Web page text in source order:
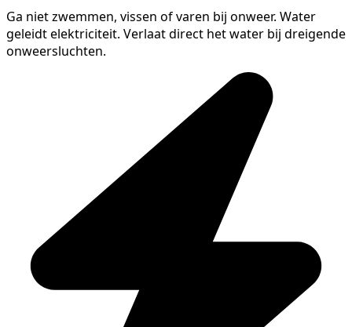
Ga niet zwemmen, vissen of varen bij onweer. Water
geleidt elektriciteit. Verlaat direct het water bij dreigende
onweersluchten.